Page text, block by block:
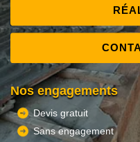
Nos engagements
Devis gratuit
Sans engagement